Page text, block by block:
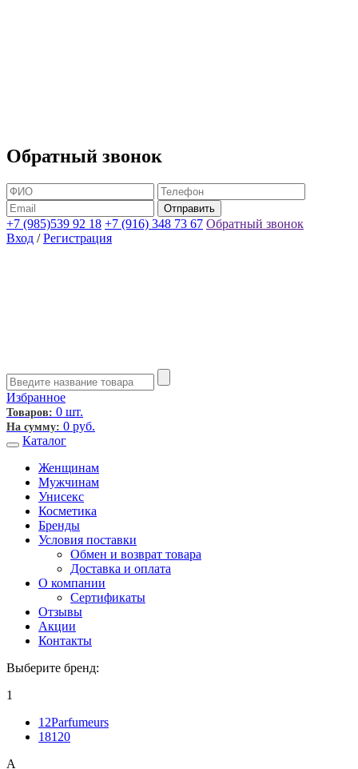
Обратный звонок
+7 (985)539 92 18 +7 (916) 348 73 67 Обратный звонок
Вход / Регистрация
Избранное
Товаров: 0 шт.
На сумму: 0 руб.
Каталог
Женщинам
Мужчинам
Унисекс
Косметика
Бренды
Условия поставки
Обмен и возврат товара
Доставка и оплата
О компании
Сертификаты
Отзывы
Акции
Контакты
Выберите бренд:
1
12Parfumeurs
18120
A